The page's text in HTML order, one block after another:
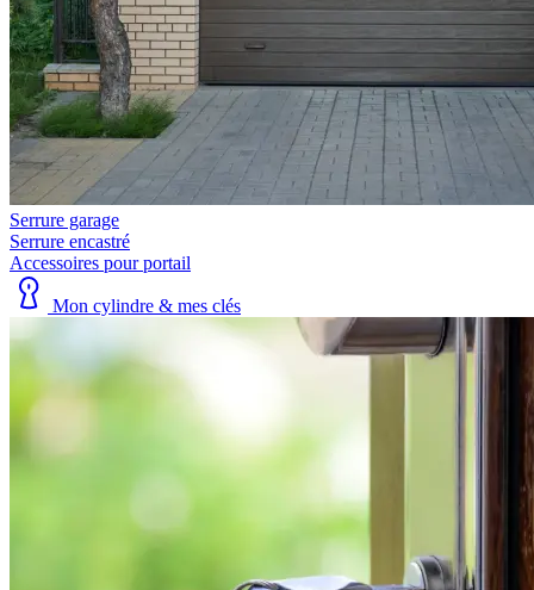
Serrure garage
Serrure encastré
Accessoires pour portail
Mon cylindre & mes clés